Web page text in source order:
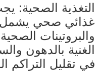
التغذية الصحية:
غذائي صحي يشمل
والبروتينات
الغنية بالدهون
في تقليل التراكم